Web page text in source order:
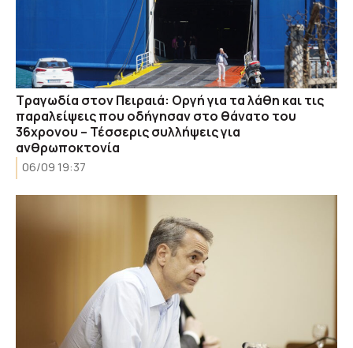
Τραγωδία στον Πειραιά: Οργή για τα λάθη και τις
παραλείψεις που οδήγησαν στο θάνατο του
36χρονου – Τέσσερις συλλήψεις για
ανθρωποκτονία
06/09 19:37